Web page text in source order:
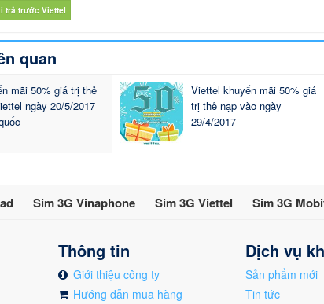
trả trước Viettel
quan
mãi 50% giá trị thẻ
ngày 20/5/2017
Viettel khuyến mãi 50% giá
trị thẻ nạp vào ngày
29/4/2017
Sim 3G Vinaphone Sim 3G Viettel Sim 3G
Thông tin
Giới thiệu công ty
Hướng dẫn mua hàng
Dịch vụ
Sản phẩm mới
Tin tức